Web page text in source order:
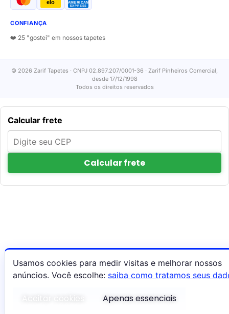
elo AMERICAN
EXPRESS
CONFIANÇA
❤️ 25 "gostei" em nossos tapetes
© 2026 Zarif Tapetes · CNPJ 02.897.207/0001-36 · Zarif Pinheiros Comercial,
desde 17/12/1998
Todos os direitos reservados
Calcular frete
Calcular frete
Usamos cookies para medir visitas e melhorar nossos
anúncios. Você escolhe: saiba como tratamos seus
Apenas essenciais